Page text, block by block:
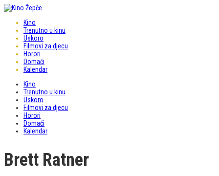
Kino
Trenutno u kinu
Uskoro
Filmovi za djecu
Horori
Domaći
Kalendar
Kino
Trenutno u kinu
Uskoro
Filmovi za djecu
Horori
Domaći
Kalendar
Brett Ratner